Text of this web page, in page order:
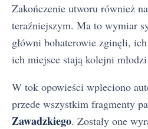
Zakończenie utworu również
teraźniejszym. Ma to wymiar
główni bohaterowie zginęli,
ich miejsce stają kolejni
W tok opowieści wpleciono
przede wszystkim fragmenty
Zawadzkiego. Zostały one